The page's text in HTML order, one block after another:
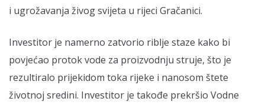
i ugrožavanja živog svijeta u rijeci Gračanici.
Investitor je namerno zatvorio riblje staze kako bi
povjećao protok vode za proizvodnju struje, što je
rezultiralo prijekidom toka rijeke i nanosom štete
životnoj sredini. Investitor je takođe prekršio Vodne